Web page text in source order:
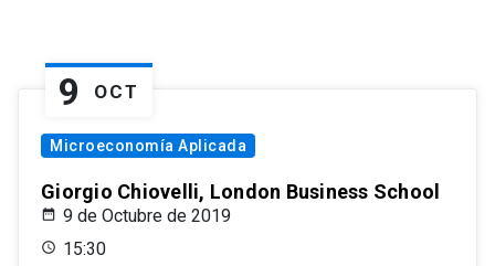
9 OCT
Microeconomía Aplicada
Giorgio Chiovelli, London Business School
9 de Octubre de 2019
15:30